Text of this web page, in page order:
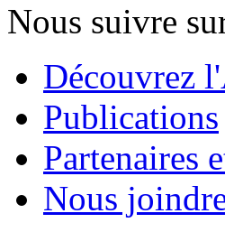
Nous suivre
Découvrez
Publications
Partenaires
Nous